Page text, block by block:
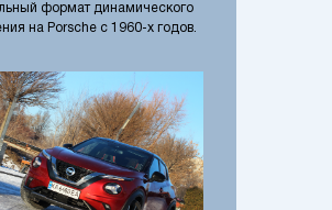
формат динамического
на Porsche с 1960-х годов.